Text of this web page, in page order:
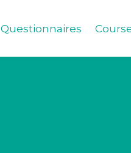
Questionnaires